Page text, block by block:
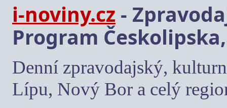
i-noviny.cz -
Program
Denní zpravodajský,
Lípu, Nový Bor a celý